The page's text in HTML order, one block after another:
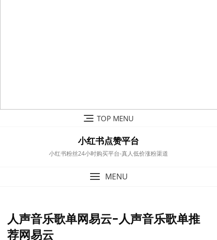
TOP MENU
小红书点赞平台
小红书粉丝24小时购买平台-真人低价涨粉渠道
MENU
人声音乐歌单网易云-人声音乐歌单推
荐网易云